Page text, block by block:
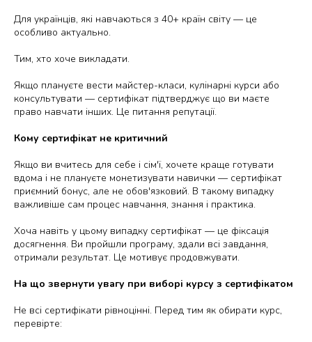
Для українців, які навчаються з 40+ країн світу — це
особливо актуально.
Тим, хто хоче викладати.
Якщо плануєте вести майстер-класи, кулінарні курси або
консультувати — сертифікат підтверджує що ви маєте
право навчати інших. Це питання репутації.
Кому сертифікат не критичний
Якщо ви вчитесь для себе і сім'ї, хочете краще готувати
вдома і не плануєте монетизувати навички — сертифікат
приємний бонус, але не обов'язковий. В такому випадку
важливіше сам процес навчання, знання і практика.
Хоча навіть у цьому випадку сертифікат — це фіксація
досягнення. Ви пройшли програму, здали всі завдання,
отримали результат. Це мотивує продовжувати.
На що звернути увагу при виборі курсу з сертифікатом
Не всі сертифікати рівноцінні. Перед тим як обирати курс,
перевірте: